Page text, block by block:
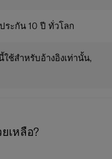
ระกัน 10 ปี ทั่วโลก
ช้สำหรับอ้างอิงเท่านั้น,
เหลือ?